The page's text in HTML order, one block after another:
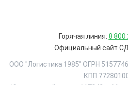
Горячая линия: 8 800
Официальный сайт
ООО "Логистика 1985" ОГРН
КПП